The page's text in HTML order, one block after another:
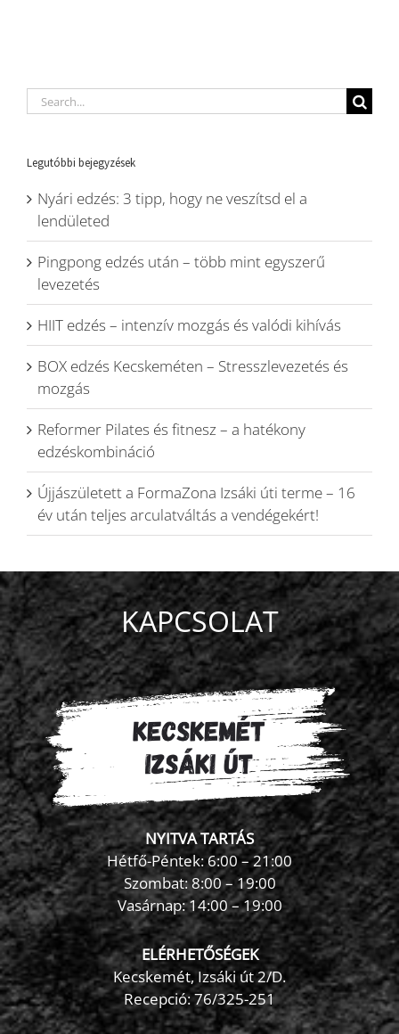
Search
for:
Legutóbbi bejegyzések
Nyári edzés: 3 tipp, hogy ne veszítsd el a
lendületed
Pingpong edzés után – több mint egyszerű
levezetés
HIIT edzés – intenzív mozgás és valódi kihívás
BOX edzés Kecskeméten – Stresszlevezetés és
mozgás
Reformer Pilates és fitnesz – a hatékony
edzéskombináció
Újjászületett a FormaZona Izsáki úti terme – 16
év után teljes arculatváltás a vendégekért!
KAPCSOLAT
NYITVA TARTÁS
Hétfő-Péntek: 6:00 – 21:00
Szombat: 8:00 – 19:00
Vasárnap: 14:00 – 19:00
ELÉRHETŐSÉGEK
Kecskemét, Izsáki út 2/D.
Recepció:76/325-251